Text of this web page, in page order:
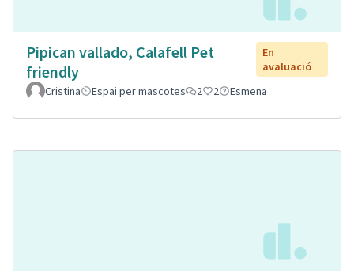
Pipican vallado, Calafell Pet
friendly
En
avaluació
Cristina
Espai per mascotes 2 2 Esmena